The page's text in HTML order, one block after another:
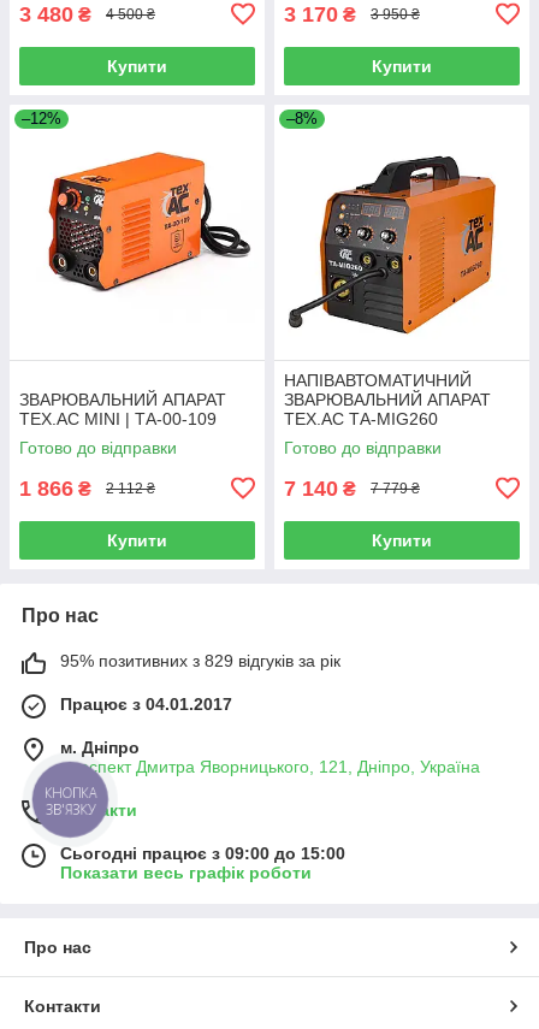
3 480 ₴ 4 500 ₴
Купити
3 170 ₴ 3 950 ₴
Купити
–12%
ЗВАРЮВАЛЬНИЙ АПАРАТ
TEX.AC MINI | ТА-00-109
Готово до відправки
1 866 ₴ 2 112 ₴
Купити
–8%
НАПІВАВТОМАТИЧНИЙ
ЗВАРЮВАЛЬНИЙ АПАРАТ
TEX.AC ТА-MIG260
Готово до відправки
7 140 ₴ 7 779 ₴
Купити
Про нас
95% позитивних з 829 відгуків за рік
Працює з 04.01.2017
м. Дніпро
проспект Дмитра Яворницького, 121, Дніпро, Україна
Контакти
Сьогодні працює з 09:00 до 15:00
Показати весь графік роботи
Про нас
Контакти
КНОПКА
ЗВ'ЯЗКУ